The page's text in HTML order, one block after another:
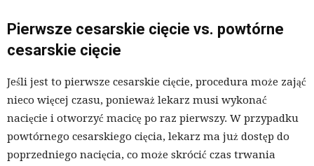
Pierwsze cesarskie cięcie vs. powtórne
cesarskie cięcie
Jeśli jest to pierwsze cesarskie cięcie, procedura może zająć
nieco więcej czasu, ponieważ lekarz musi wykonać
nacięcie i otworzyć macicę po raz pierwszy. W przypadku
powtórnego cesarskiego cięcia, lekarz ma już dostęp do
poprzedniego nacięcia, co może skrócić czas trwania